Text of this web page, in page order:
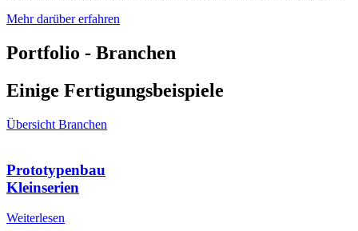
Mehr darüber erfahren
Portfolio - Branchen
Einige Fertigungsbeispiele
Übersicht Branchen
Prototypenbau
Kleinserien
Weiterlesen